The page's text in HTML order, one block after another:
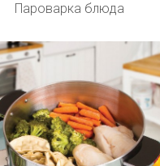
Пароварка блюда